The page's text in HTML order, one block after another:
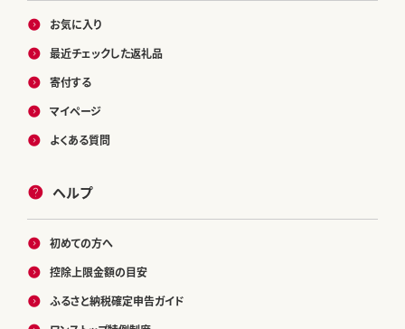
お気に入り
最近チェックした返礼品
寄付する
マイページ
よくある質問
ヘルプ
初めての方へ
控除上限金額の目安
ふるさと納税確定申告ガイド